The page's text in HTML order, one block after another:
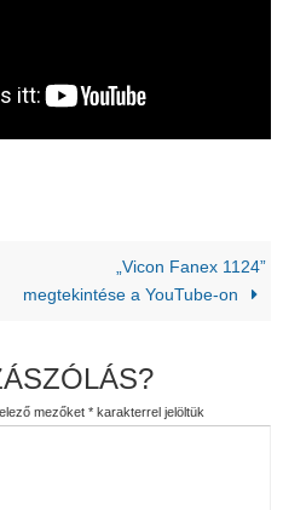
„Vicon Fanex 1124”
megtekintése a YouTube-on
mezőket * karakterrel jelöltük